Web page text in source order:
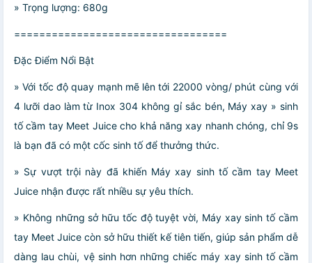
» Trọng lượng: 680g
==================================
Đặc Điểm Nổi Bật
» Với tốc độ quay mạnh mẽ lên tới 22000 vòng/ phút cùng với
4 lưỡi dao làm từ Inox 304 không gỉ sắc bén, Máy xay » sinh
tố cầm tay Meet Juice cho khả năng xay nhanh chóng, chỉ 9s
là bạn đã có một cốc sinh tố để thưởng thức.
» Sự vượt trội này đã khiến Máy xay sinh tố cầm tay Meet
Juice nhận được rất nhiều sự yêu thích.
» Không những sở hữu tốc độ tuyệt vời, Máy xay sinh tố cầm
tay Meet Juice còn sở hữu thiết kế tiên tiến, giúp sản phẩm dễ
dàng lau chùi, vệ sinh hơn những chiếc máy xay sinh tố cầm